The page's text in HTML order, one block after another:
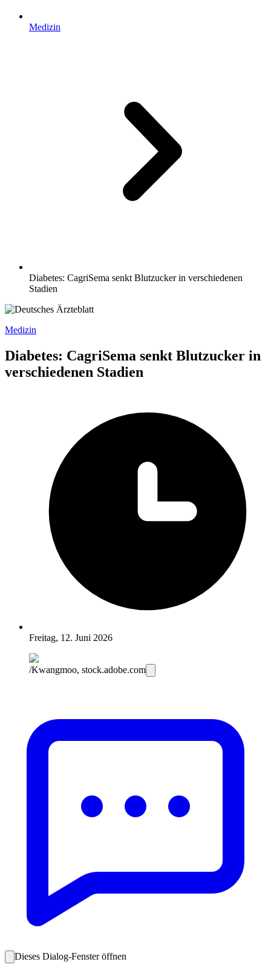
Medizin
Diabetes: CagriSema senkt Blutzucker in verschiedenen
Stadien
Medizin
Diabetes: CagriSema senkt Blutzucker in
verschiedenen Stadien
Freitag, 12. Juni 2026
/Kwangmoo, stock.adobe.com
Dieses Dialog-Fenster öffnen